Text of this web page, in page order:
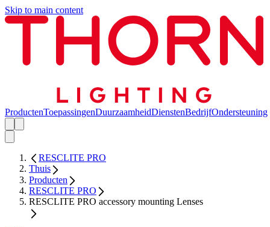
Skip to main content
ProductenToepassingenDuurzaamheidDienstenBedrijfOndersteuning
RESCLITE PRO
Thuis
Producten
RESCLITE PRO
RESCLITE PRO accessory mounting Lenses